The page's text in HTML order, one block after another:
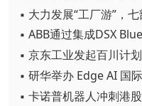
▪ 大力发展“工厂游”，
▪ 京东工业发起百川计
▪ 研华举办 Edge AI 国
▪ 卡诺普机器人冲刺港